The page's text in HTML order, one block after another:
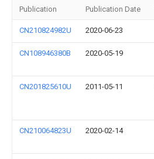
Publication Publication Date
CN210824982U 2020-06-23
CN108946380B 2020-05-19
CN201825610U 2011-05-11
CN210064823U 2020-02-14